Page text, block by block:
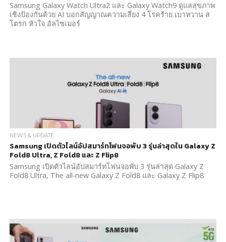
Samsung Galaxy Watch Ultra2 และ Galaxy Watch9 ดูแลสุขภาพ
เชิงป้องกันด้วย AI บอกสัญญาณความเสี่ยง 4 โรคร้าย เบาหวาน ส
โตรก หัวใจ อัลไซเมอร์
NEWS & UPDATE
Samsung เปิดตัวไลน์อัปสมาร์ทโฟนจอพับ 3 รุ่นล่าสุดใน Galaxy Z
Fold8 Ultra, Z Fold8 และ Z Flip8
Samsung เปิดตัวไลน์อัปสมาร์ทโฟนจอพับ 3 รุ่นล่าสุด Galaxy Z
Fold8 Ultra, The all-new Galaxy Z Fold8 และ Galaxy Z Flip8